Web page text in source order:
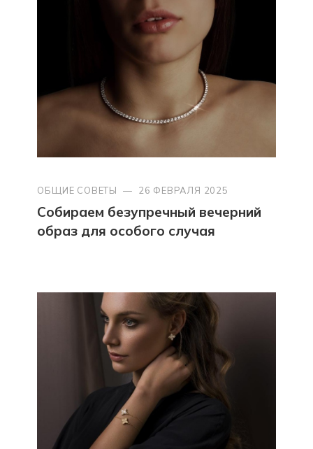
ОБЩИЕ СОВЕТЫ — 26 ФЕВРАЛЯ 2025
Собираем безупречный вечерний
образ для особого случая